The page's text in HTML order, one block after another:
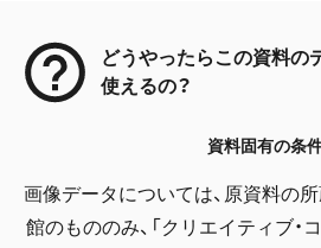
どうやったらこの資料の
使えるの？
資料固有の条
画像データについては、原資料の
館のもののみ、「クリエイティブ・